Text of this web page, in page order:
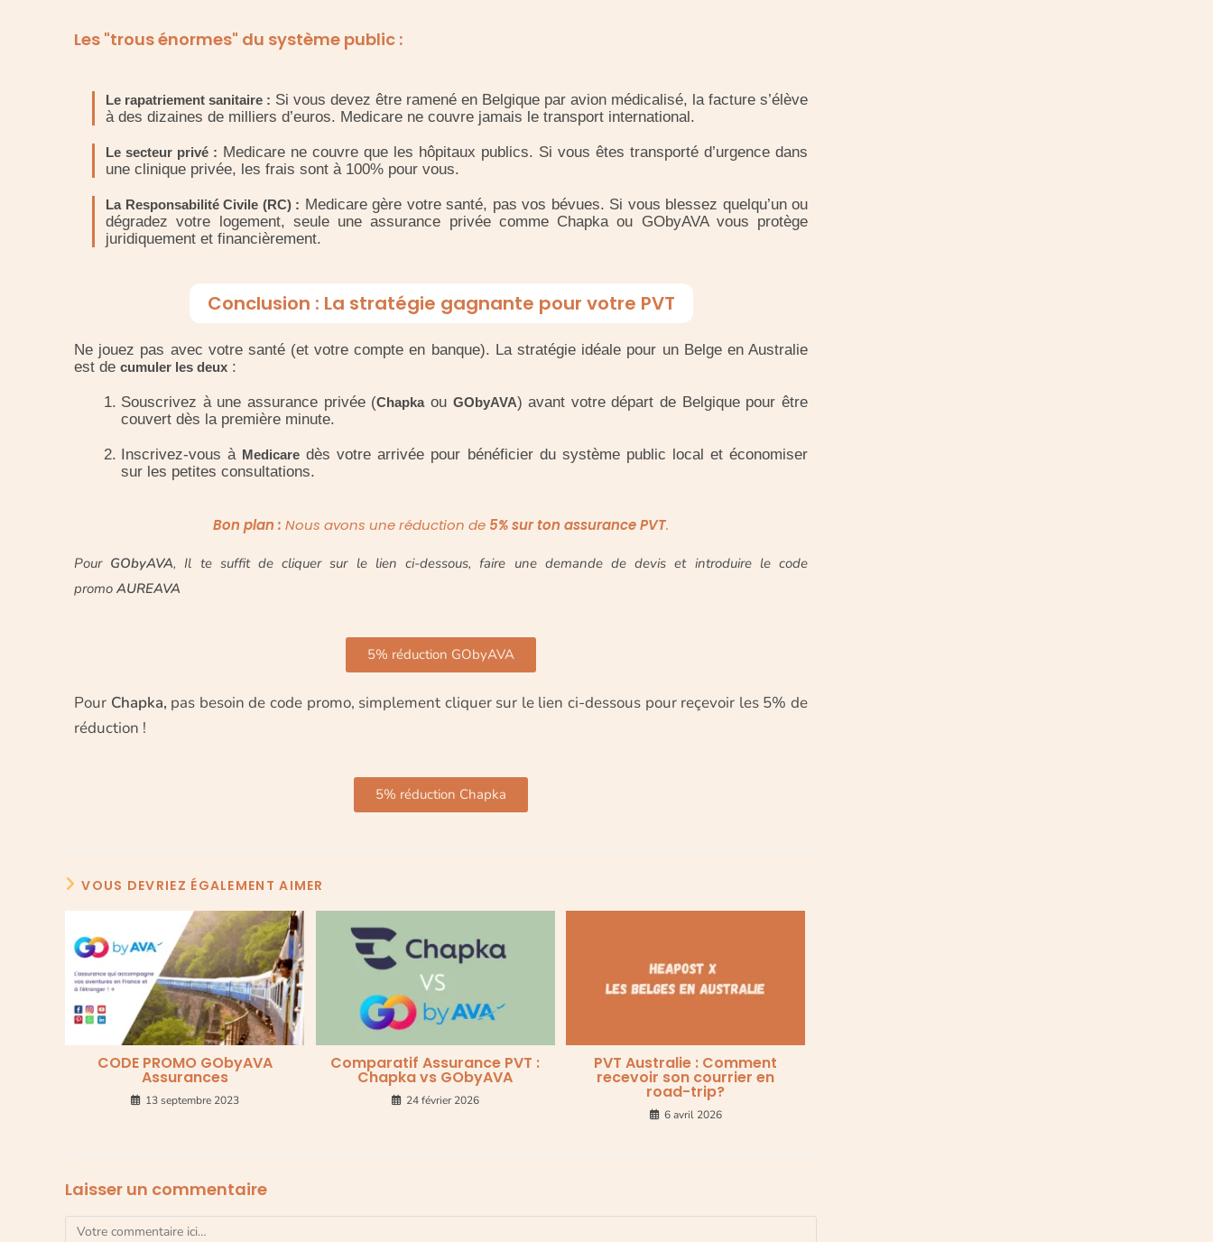
Les "trous énormes" du système public :
Le rapatriement sanitaire : Si vous devez être ramené en Belgique par avion médicalisé, la facture s’élève
à des dizaines de milliers d’euros. Medicare ne couvre jamais le transport international.
Le secteur privé : Medicare ne couvre que les hôpitaux publics. Si vous êtes transporté d’urgence dans
une clinique privée, les frais sont à 100% pour vous.
La Responsabilité Civile (RC) : Medicare gère votre santé, pas vos bévues. Si vous blessez quelqu’un ou
dégradez votre logement, seule une assurance privée comme Chapka ou GObyAVA vous protège
juridiquement et financièrement.
Conclusion : La stratégie gagnante pour votre PVT
Ne jouez pas avec votre santé (et votre compte en banque). La stratégie idéale pour un Belge en Australie
est de cumuler les deux :
Souscrivez à une assurance privée (Chapkaou GObyAVA) avant votre départ de Belgique pour être
couvert dès la première minute.
Inscrivez-vous à Medicare dès votre arrivée pour bénéficier du système public local et économiser
sur les petites consultations.
Bon plan : Nous avons une réduction de 5% sur ton assurance PVT.
Pour GObyAVA, Il te suffit de cliquer sur le lien ci-dessous, faire une demande de devis et introduire le code
promo AUREAVA
5% réduction GObyAVA
Pour Chapka, pas besoin de code promo, simplement cliquer sur le lien ci-dessous pour reçevoir les 5% de
réduction !
5% réduction Chapka
VOUS DEVRIEZ ÉGALEMENT AIMER
CODE PROMO GObyAVA
Assurances
13 septembre 2023
Comparatif Assurance PVT :
Chapka vs GObyAVA
24 février 2026
PVT Australie : Comment
recevoir son courrier en
road-trip?
6 avril 2026
Laisser un commentaire